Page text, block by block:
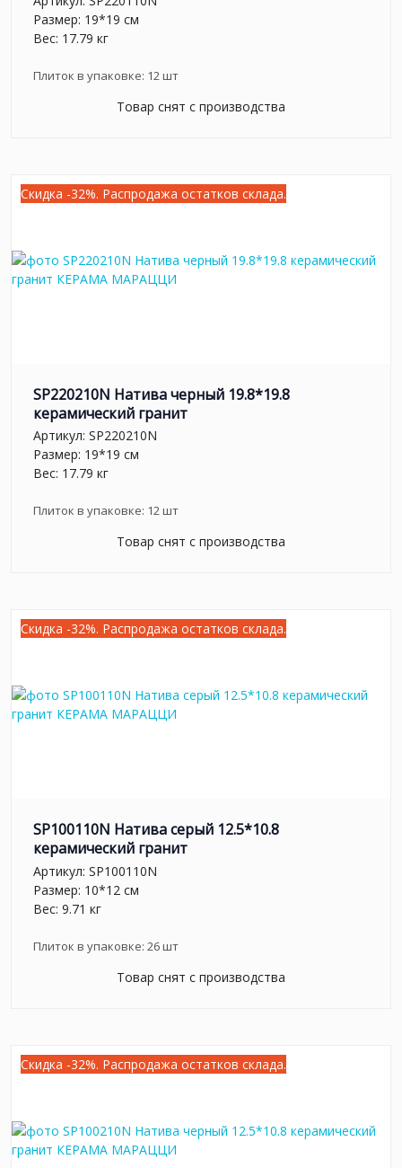
Размер: 19*19 см
Вес: 17.79 кг
Плиток в упаковке: 12шт
Товар снят с производства
Скидка -32%. Распродажа остатков склада.
SP220210N Натива черный 19.8*19.8
керамический гранит
Артикул: SP220210N
Размер: 19*19 см
Вес: 17.79 кг
Плиток в упаковке: 12шт
Товар снят с производства
Скидка -32%. Распродажа остатков склада.
SP100110N Натива серый 12.5*10.8
керамический гранит
Артикул: SP100110N
Размер: 10*12 см
Вес: 9.71 кг
Плиток в упаковке: 26шт
Товар снят с производства
Скидка -32%. Распродажа остатков склада.